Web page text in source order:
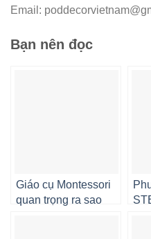
Email:
Bạn nên đọc
Giáo cụ Montessori
quan trọng ra sao